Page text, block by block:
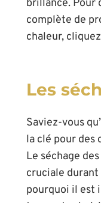
brillance. Pour
complète de
chaleur, cliquez
Les
Saviez-vous
la clé pour des
Le séchage
cruciale durant
pourquoi il est